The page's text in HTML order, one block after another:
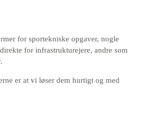
for sportekniske opgaver, nogle
for infrastrukturejere, andre som
er at vi løser dem hurtigt og med